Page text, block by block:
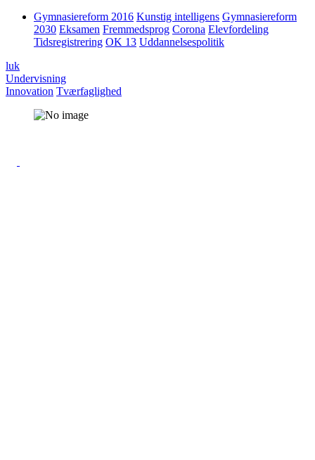
Gymnasiereform 2016 Kunstig intelligens Gymnasiereform
2030 Eksamen Fremmedsprog Corona Elevfordeling
Tidsregistrering OK 13 Uddannelsespolitik
luk
Undervisning
Innovation Tværfaglighed